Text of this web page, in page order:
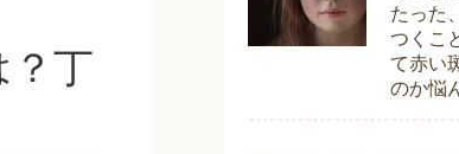
？丁
たった
つくこ
て赤い
のか悩